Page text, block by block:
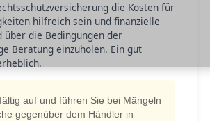
die Kosten für
hilfreich sein und finanzielle
die Bedingungen der
Beratung einzuholen. Ein gut
auf und führen Sie bei Mängeln
gegenüber dem Händler in